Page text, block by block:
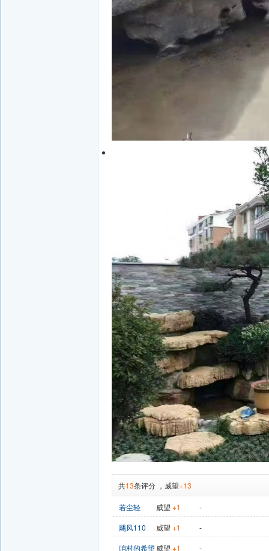
共13条评分 ， 威望+13
若尘轻 威望 +1
-
飓风110
威望 +1
-
咱村的希望 威望 +1
-